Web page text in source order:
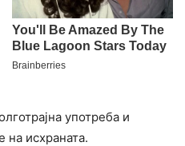
употреба и
на исхраната.